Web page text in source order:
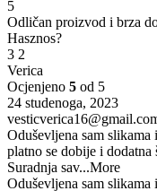
5
Odličan proizvod i brza
Hasznos?
3 2
Verica
Ocjenjeno 5 od 5
24 studenoga, 2023
Oduševljena sam
platno se dobije i dodatna
Suradnja sav...More
Oduševljena sam